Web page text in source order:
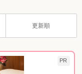
更新順
PR